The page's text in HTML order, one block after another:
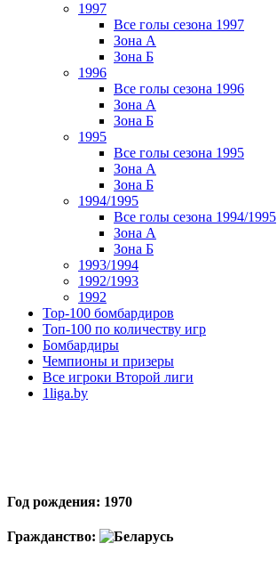
1997
Все голы сезона 1997
Зона А
Зона Б
1996
Все голы сезона 1996
Зона А
Зона Б
1995
Все голы сезона 1995
Зона А
Зона Б
1994/1995
Все голы сезона 1994/1995
Зона А
Зона Б
1993/1994
1992/1993
1992
Top-100 бомбардиров
Топ-100 по количеству игр
Бомбардиры
Чемпионы и призеры
Все игроки Второй лиги
1liga.by
Год рождения: 1970
Гражданство: